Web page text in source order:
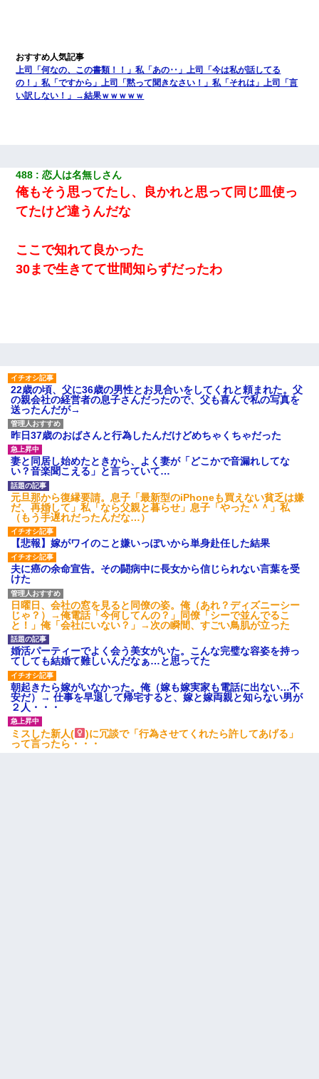
上司「何なの、この書類！！」私「あの‥」上司「今は私が話してる
の！」私「ですから」上司「黙って聞きなさい！」私「それは」上司「言
い訳しない！」→結果ｗｗｗｗｗ
488 恋人は名無しさん
俺もそう思ってたし、良かれと思って同じ皿使っ
てたけど違うんだな
ここで知れて良かった
30まで生きてて世間知らずだったわ
22歳の頃、父に36歳の男性とお見合いをしてくれと頼まれた。父
の親会社の経営者の息子さんだったので、父も喜んで私の写真を
送ったんだが→
昨日37歳のおばさんと行為したんだけどめちゃくちゃだった
妻と同居し始めたときから、よく妻が「どこかで音漏れしてな
い？音楽聞こえる」と言っていて…
元旦那から復縁要請。息子「最新型のiPhoneも買えない貧乏は嫌
だ、再婚して」私「なら父親と暮らせ」息子「やった＾＾」私
（もう手遅れだったんだな…）
【悲報】嫁がワイのこと嫌いっぽいから単身赴任した結果
夫に癌の余命宣告。その闘病中に長女から信じられない言葉を受
けた
日曜日、会社の窓を見ると同僚の姿。俺（あれ？ディズニーシー
じゃ？）→俺電話「今何してんの？」同僚「シーで並んでるこ
と！」俺「会社にいない？」→次の瞬間、すごい鳥肌が立った
婚活パーティーでよく会う美女がいた。こんな完璧な容姿を持っ
てしても結婚て難しいんだなぁ…と思ってた
朝起きたら嫁がいなかった。俺（嫁も嫁実家も電話に出ない…不
安だ）→ 仕事を早退して帰宅すると、嫁と嫁両親と知らない男が
２人・・・
ミスした新人(
)に冗談で「行為させてくれたら許してあげる」
って言ったら・・・